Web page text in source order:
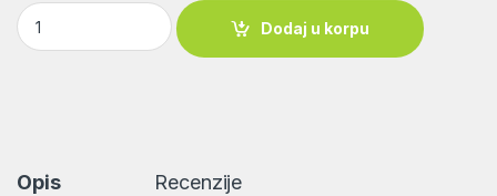
Dijabola Mauser Real Semi-dome 4,5mm 1/500 quantity
Dodaj u korpu
Opis Recenzije